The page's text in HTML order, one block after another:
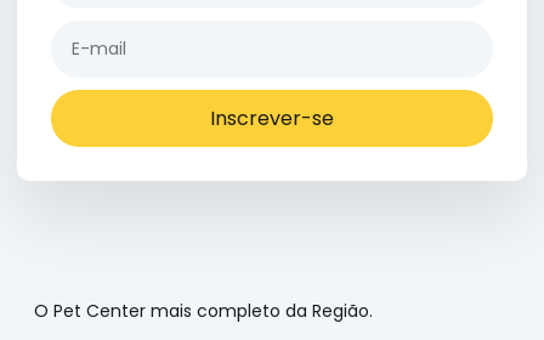
Inscrever-se
O Pet Center mais completo da Região.